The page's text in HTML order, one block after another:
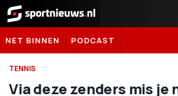
Sportnieuws.nl
NET BINNEN PODCAST
TENNIS
Via deze zenders mis je